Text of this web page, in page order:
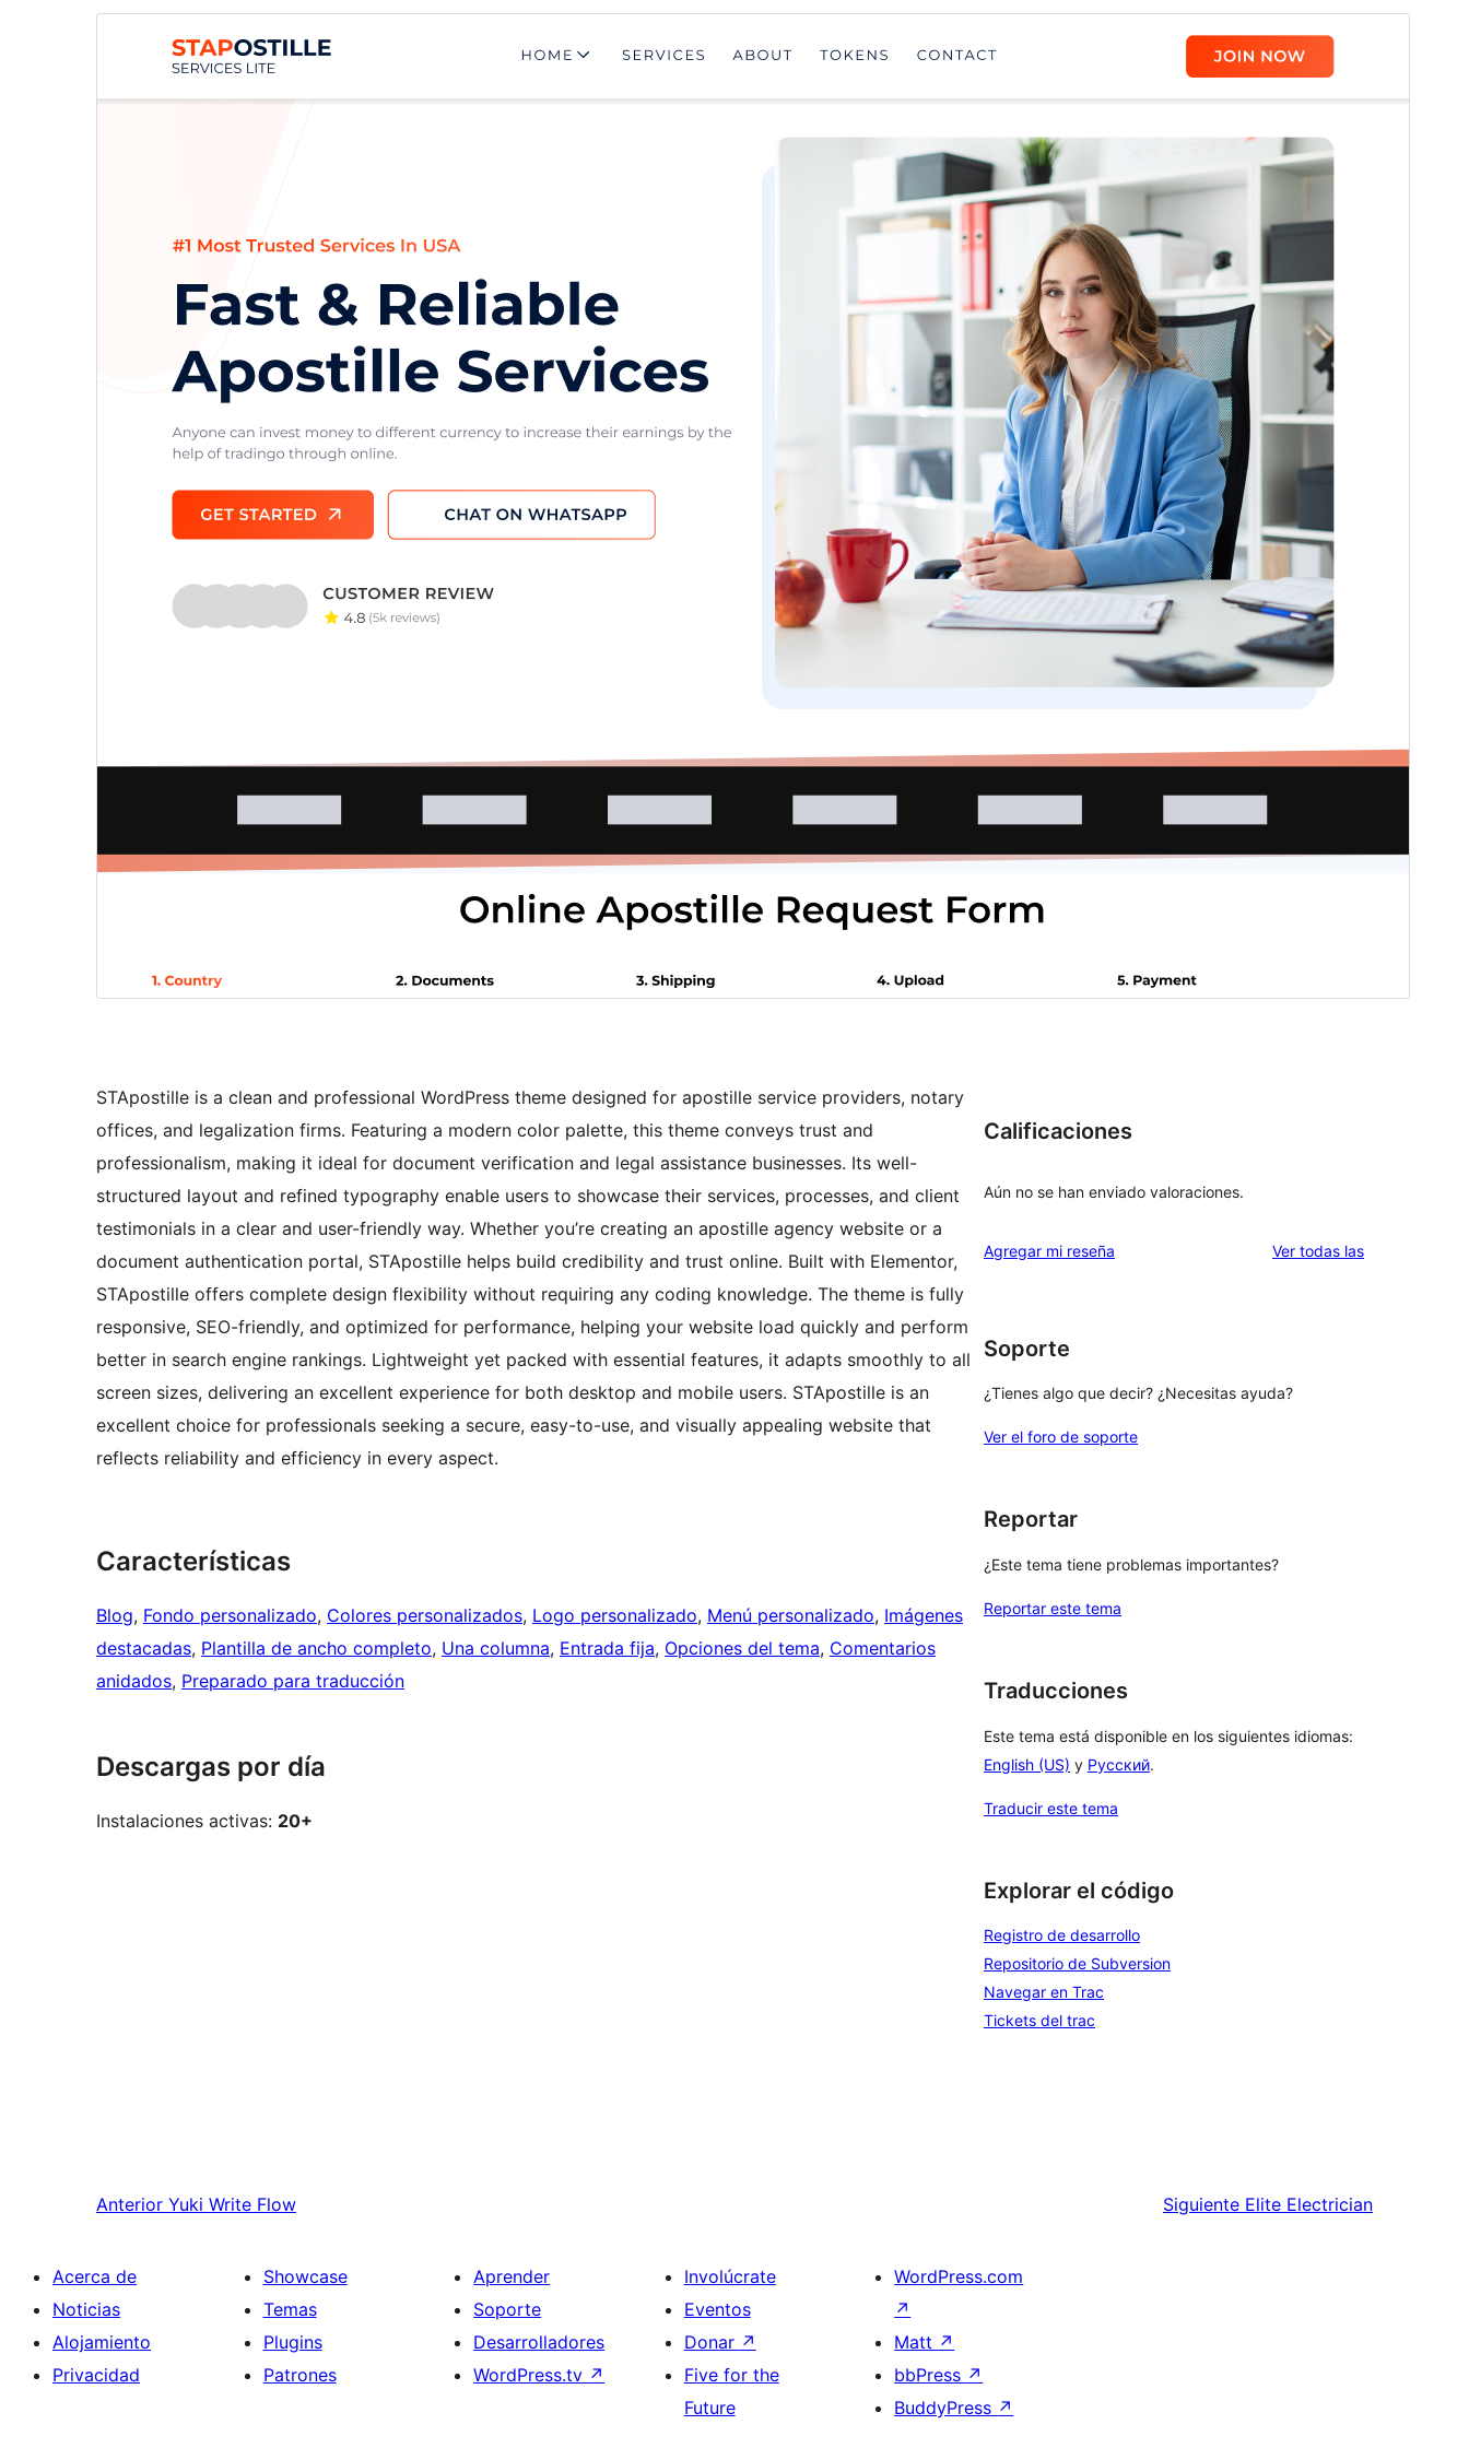
Última actualización
10 de Junio de 2026
Versión de WordPress
Versión de PHP
Página de inicio del tema
STApostille is a clean and professional WordPress theme designed for apostille service providers, notary
offices, and legalization firms. Featuring a modern color palette, this theme conveys trust and
professionalism, making it ideal for document verification and legal assistance businesses. Its well-
structured layout and refined typography enable users to showcase their services, processes, and client
testimonials in a clear and user-friendly way. Whether you’re creating an apostille agency website or a
document authentication portal, STApostille helps build credibility and trust online. Built with Elementor,
STApostille offers complete design flexibility without requiring any coding knowledge. The theme is fully
responsive, SEO-friendly, and optimized for performance, helping your website load quickly and perform
better in search engine rankings. Lightweight yet packed with essential features, it adapts smoothly to all
screen sizes, delivering an excellent experience for both desktop and mobile users. STApostille is an
excellent choice for professionals seeking a secure, easy-to-use, and visually appealing website that
reflects reliability and efficiency in every aspect.
Características
Blog, Fondo personalizado, Colores personalizados, Logo personalizado, Menú personalizado, Imágenes
destacadas, Plantilla de ancho completo, Una columna, Entrada fija, Opciones del tema, Comentarios
anidados, Preparado para traducción
Descargas por día
Instalaciones activas: 20+
Calificaciones
Aún no se han enviado valoraciones.
Agregar mi reseña Ver todas lasreseñas
Soporte
¿Tienes algo que decir? ¿Necesitas ayuda?
Ver el foro de soporte
Reportar
¿Este tema tiene problemas importantes?
Reportar este tema
Traducciones
Este tema está disponible en los siguientes idiomas:
English (US) y Русский.
Traducir este tema
Explorar el código
Registro de desarrollo
Repositorio de Subversion
Navegar en Trac
Tickets del trac
Anterior Yuki Write Flow Siguiente Elite Electrician
Acerca de
Noticias
Alojamiento
Privacidad
Showcase
Temas
Plugins
Patrones
Aprender
Soporte
Desarrolladores
WordPress.tv ↗
Involúcrate
Eventos
Donar ↗
Five for the
Future
WordPress.com
↗
Matt ↗
bbPress ↗
BuddyPress ↗